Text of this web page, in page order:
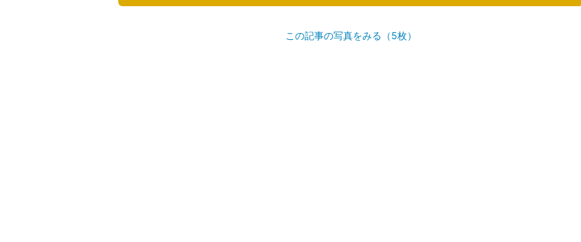
この記事の写真をみる（5枚）